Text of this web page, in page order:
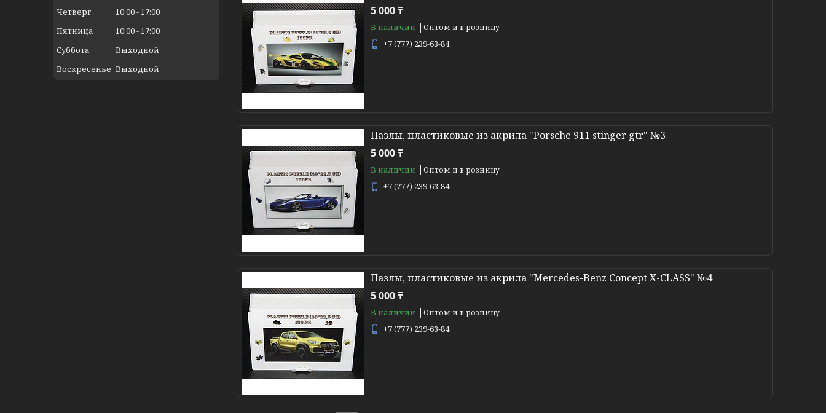
5 000 ₸
В наличии Оптом и в розницу
+7 (777) 239-63-84
Пазлы, пластиковые из акрила "Porsche 911 stinger gtr" №3
5 000 ₸
В наличии Оптом и в розницу
+7 (777) 239-63-84
Пазлы, пластиковые из акрила "Mercedes-Benz Concept X-CLASS" №4
5 000 ₸
В наличии Оптом и в розницу
+7 (777) 239-63-84
Четверг
10:00 17:00
Пятница
10:00 17:00
Суббота
Выходной
Воскресенье Выходной